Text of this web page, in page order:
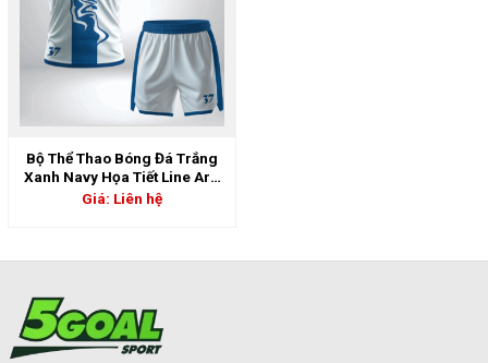
Bộ Thể Thao Bóng Đá Trắng
Xanh Navy Họa Tiết Line Art |
5GS-06817
Giá: Liên hệ